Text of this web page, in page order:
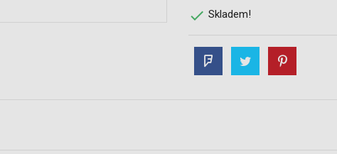
 Skladem!